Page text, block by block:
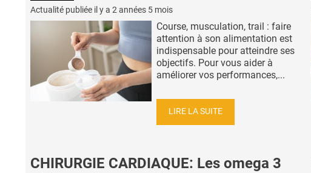
Actualité publiée il y a 2 années 5 mois
Course, musculation, trail : faire
attention à son alimentation est
indispensable pour atteindre ses
objectifs. Pour vous aider à
améliorer vos performances,...
LIRE LA SUITE
CHIRURGIE CARDIAQUE: Les omega 3